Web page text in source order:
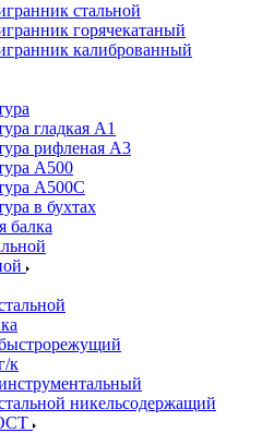
стальной
горячекатаный
калиброванный
гладкая А1
рифленая А3
А500
А500С
в бухтах
балка
к
никельсодержащий